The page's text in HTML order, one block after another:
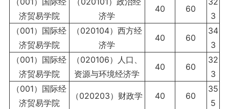
济贸易学院
济学
40 60
3
（001）国际经
济贸易学院
（020104）西方经
济学
40 60
34
3
（001）国际经
济贸易学院
（020106）人口、
资源与环境经济学
40 60
32
3
（001）国际经
济贸易学院
（020203）财政学 40 60
35
5